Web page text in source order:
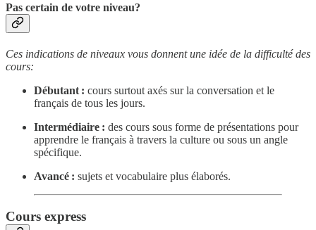
Pas certain de votre niveau?
Ces indications de niveaux vous donnent une idée de la difficulté des
cours:
Débutant : cours surtout axés sur la conversation et le
français de tous les jours.
Intermédiaire : des cours sous forme de présentations pour
apprendre le français à travers la culture ou sous un angle
spécifique.
Avancé : sujets et vocabulaire plus élaborés.
Cours express